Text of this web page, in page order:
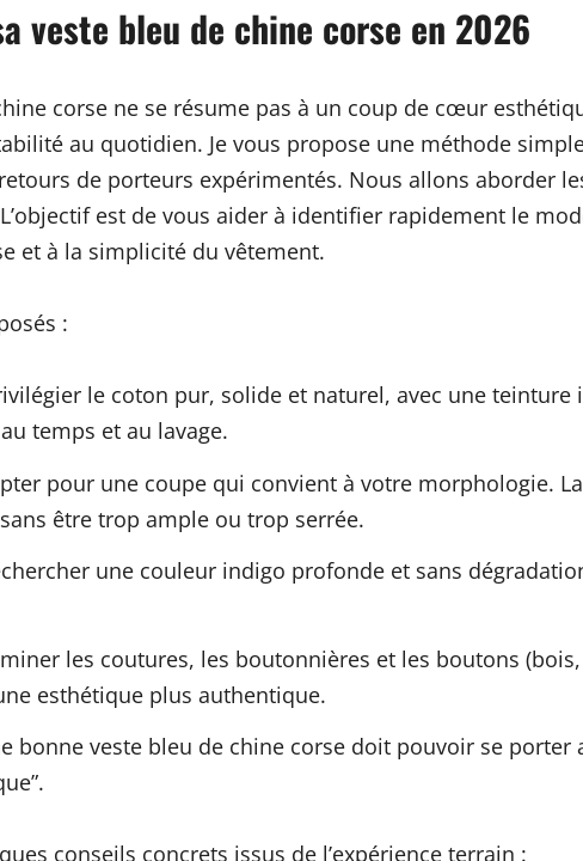
veste bleu de chine corse en 2026
corse ne se résume pas à un coup de cœur
au quotidien. Je vous propose une méthode
de porteurs expérimentés. Nous allons aborder
est de vous aider à identifier rapidement le
et à la simplicité du vêtement.
:
le coton pur, solide et naturel, avec une
temps et au lavage.
pour une coupe qui convient à votre morphologie.
être trop ample ou trop serrée.
une couleur indigo profonde et sans
les coutures, les boutonnières et les boutons
esthétique plus authentique.
bonne veste bleu de chine corse doit pouvoir se
conseils concrets issus de l’expérience terrain :